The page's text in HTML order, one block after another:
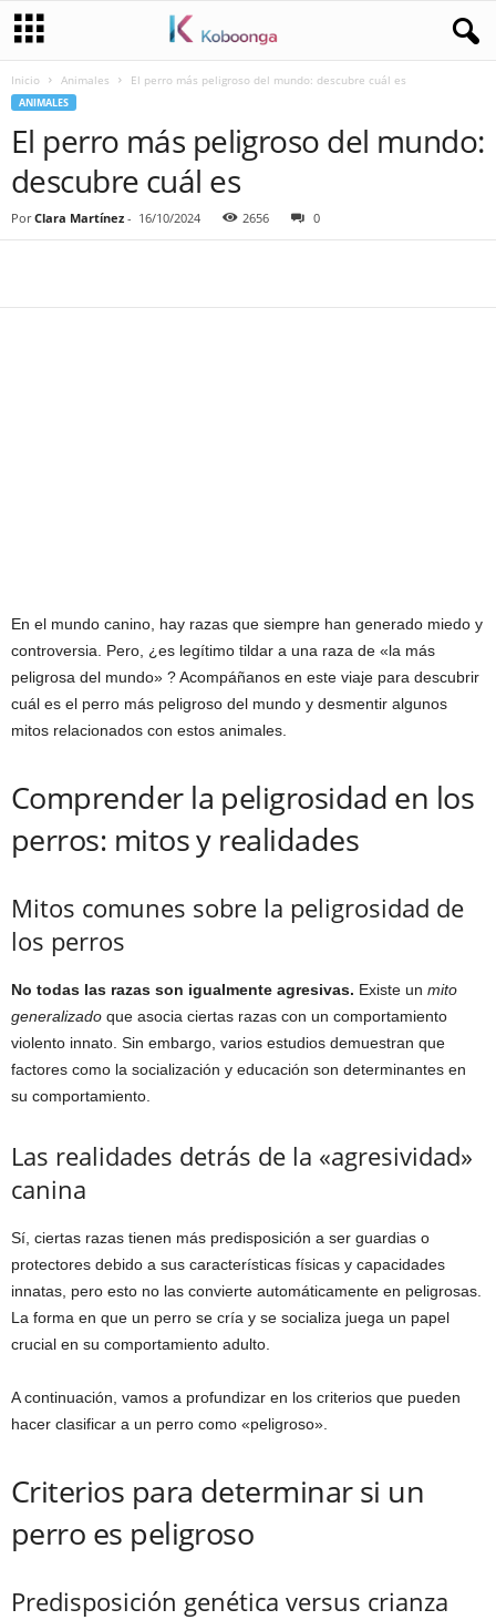
Inicio Animales El perro más peligroso del mundo: descubre cuál es
ANIMALES
El perro más peligroso del mundo:
descubre cuál es
Por Clara Martínez - 16/10/2024 2656 0
En el mundo canino, hay razas que siempre han generado miedo y
controversia. Pero, ¿es legítimo tildar a una raza de «la más
peligrosa del mundo» ? Acompáñanos en este viaje para descubrir
cuál es el perro más peligroso del mundo y desmentir algunos
mitos relacionados con estos animales.
Comprender la peligrosidad en los
perros: mitos y realidades
Mitos comunes sobre la peligrosidad de
los perros
No todas las razas son igualmente agresivas. Existe un mito
generalizado que asocia ciertas razas con un comportamiento
violento innato. Sin embargo, varios estudios demuestran que
factores como la socialización y educación son determinantes en
su comportamiento.
Las realidades detrás de la «agresividad»
canina
Sí, ciertas razas tienen más predisposición a ser guardias o
protectores debido a sus características físicas y capacidades
innatas, pero esto no las convierte automáticamente en peligrosas.
La forma en que un perro se cría y se socializa juega un papel
crucial en su comportamiento adulto.
A continuación, vamos a profundizar en los criterios que pueden
hacer clasificar a un perro como «peligroso».
Criterios para determinar si un
perro es peligroso
Predisposición genética versus crianza